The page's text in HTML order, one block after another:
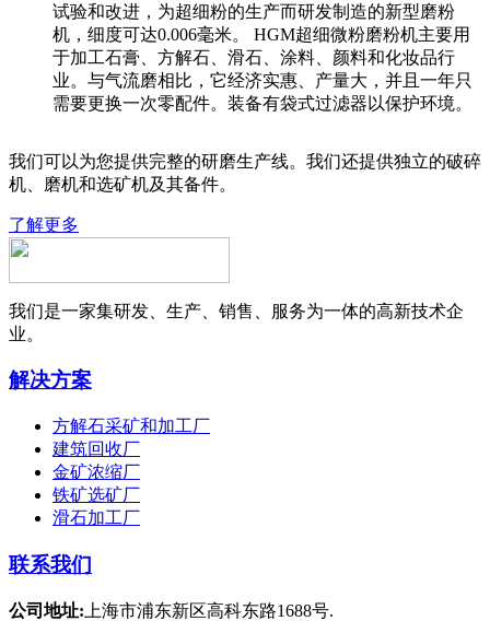
试验和改进，为超细粉的生产而研发制造的新型磨粉
机，细度可达0.006毫米。 HGM超细微粉磨粉机主要用
于加工石膏、方解石、滑石、涂料、颜料和化妆品行
业。与气流磨相比，它经济实惠、产量大，并且一年只
需要更换一次零配件。装备有袋式过滤器以保护环境。
我们可以为您提供完整的研磨生产线。我们还提供独立的破碎
机、磨机和选矿机及其备件。
了解更多
我们是一家集研发、生产、销售、服务为一体的高新技术企
业。
解决方案
方解石采矿和加工厂
建筑回收厂
金矿浓缩厂
铁矿选矿厂
滑石加工厂
联系我们
公司地址: 上海市浦东新区高科东路1688号.